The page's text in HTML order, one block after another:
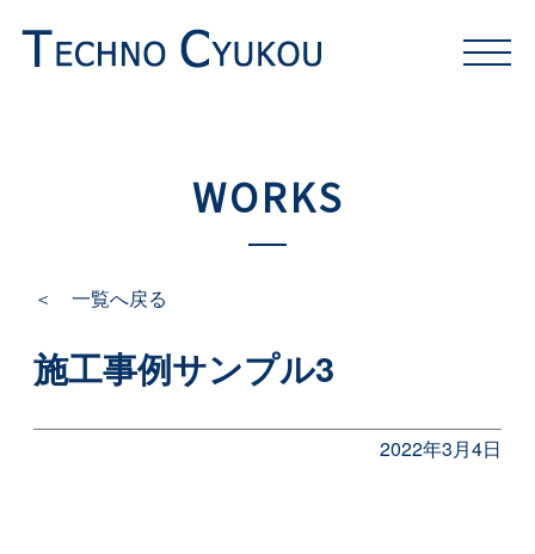
WORKS
＜ 一覧へ戻る
施工事例サンプル3
2022年3月4日